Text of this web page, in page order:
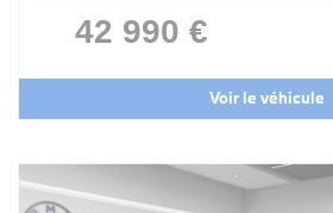
42 990 €
Voir le véhicule